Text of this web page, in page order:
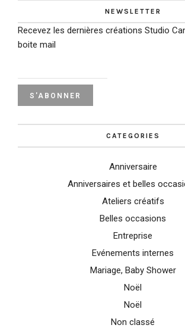
NEWSLETTER
Recevez les dernières créations Studio
boite mail
CATEGORIES
Anniversaire
Anniversaires et belles
Ateliers créatifs
Belles occasions
Entreprise
Evénements internes
Mariage, Baby Shower
Noël
Noël
Non classé